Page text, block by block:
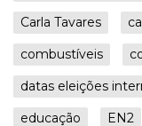
Carla Tavares
combustíveis
datas eleições
educação
EN2